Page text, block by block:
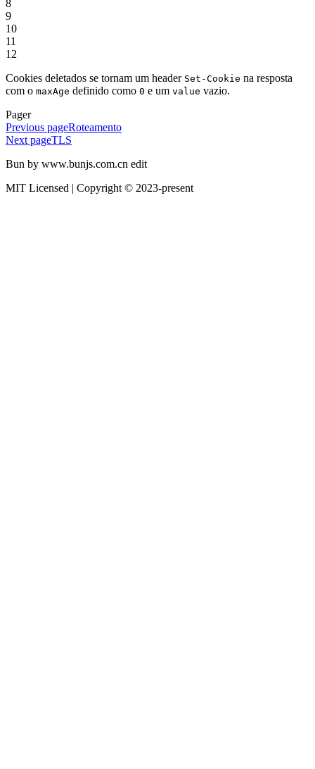
8
9
10
11
12
Cookies deletados se tornam um header Set-Cookie na resposta
com o maxAge definido como 0 e um value vazio.
Pager
Previous pageRoteamento
Next pageTLS
Bun by www.bunjs.com.cn edit
MIT Licensed | Copyright © 2023-present